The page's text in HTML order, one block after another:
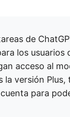
de
los usuarios
acceso al
la versión Plus,
para